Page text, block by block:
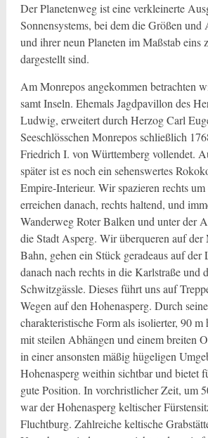
Der Planetenweg ist eine verkleinerte
Sonnensystems, bei dem die Größen und
und ihrer neun Planeten im Maßstab eins
dargestellt sind.
Am Monrepos angekommen betrachten
samt Inseln. Ehemals Jagdpavillon des
Ludwig, erweitert durch Herzog Carl
Seeschlösschen Monrepos schließlich
Friedrich I. von Württemberg vollendet.
später ist es noch ein sehenswertes
Empire-Interieur. Wir spazieren rechts um
erreichen danach, rechts haltend, und
Wanderweg Roter Balken und unter der
die Stadt Asperg. Wir überqueren auf der
Bahn, gehen ein Stück geradeaus auf der
danach nach rechts in die Karlstraße und
Schwitzgässle. Dieses führt uns auf
Wegen auf den Hohenasperg. Durch
charakteristische Form als isolierter, 90
mit steilen Abhängen und einem breiten
in einer ansonsten mäßig hügeligen
Hohenasperg weithin sichtbar und bietet
gute Position. In vorchristlicher Zeit, um
war der Hohenasperg keltischer
Fluchtburg. Zahlreiche keltische